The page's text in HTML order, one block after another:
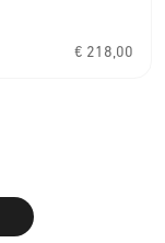
€ 218,00